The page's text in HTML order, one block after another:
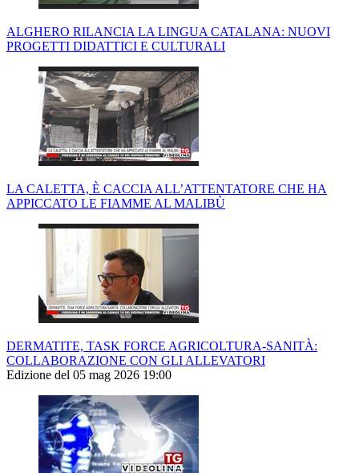
ALGHERO RILANCIA LA LINGUA CATALANA: NUOVI
PROGETTI DIDATTICI E CULTURALI
LA CALETTA, È CACCIA ALL’ATTENTATORE CHE HA
APPICCATO LE FIAMME AL MALIBÙ
DERMATITE, TASK FORCE AGRICOLTURA-SANITÀ:
COLLABORAZIONE CON GLI ALLEVATORI
Edizione del 05 mag 2026 19:00